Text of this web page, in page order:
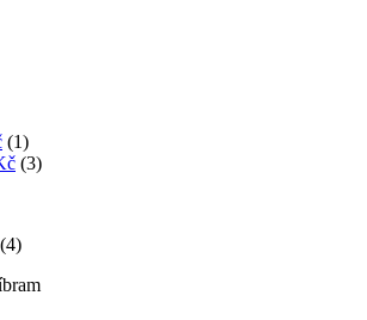
(1)
(3)
(4)